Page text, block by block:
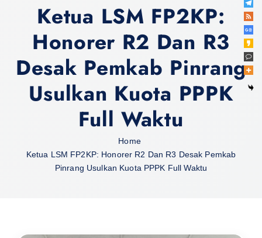
Ketua LSM FP2KP:
Honorer R2 Dan R3
Desak Pemkab Pinrang
Usulkan Kuota PPPK
Full Waktu
Home
Ketua LSM FP2KP: Honorer R2 Dan R3 Desak Pemkab
Pinrang Usulkan Kuota PPPK Full Waktu